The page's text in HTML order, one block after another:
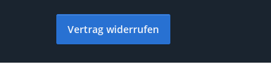
Vertrag widerrufen